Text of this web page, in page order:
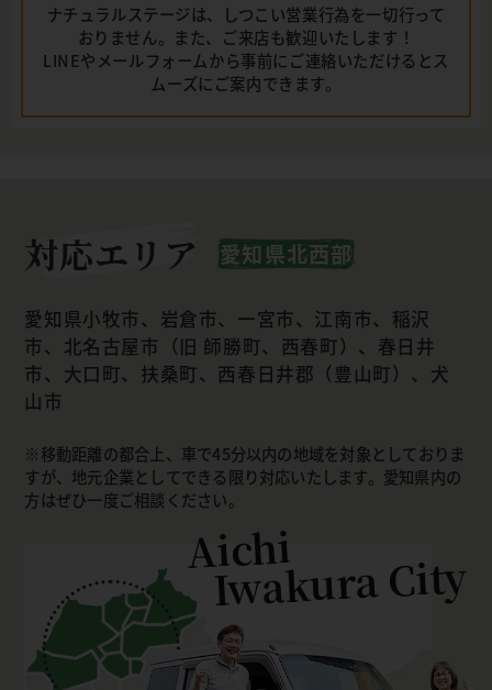
ナチュラルステージは、しつこい営業行為を一切行って
おりません。また、ご来店も歓迎いたします！
LINEやメールフォームから事前にご連絡いただけるとス
ムーズにご案内できます。
対応エリア 愛知県北西部
愛知県小牧市、岩倉市、一宮市、江南市、稲沢
市、北名古屋市（旧 師勝町、西春町）、春日井
市、大口町、扶桑町、西春日井郡（豊山町）、犬
山市
移動距離の都合上、車で45分以内の地域を対象としておりま
すが、地元企業としてできる限り対応いたします。愛知県内の
方はぜひ一度ご相談ください。
Aichi
Iwakura City